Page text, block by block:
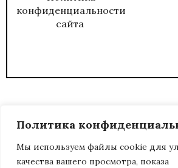
Политика
Мы используем файлы cookie для
качества вашего просмотра, показа
конфиденциальности
сайта